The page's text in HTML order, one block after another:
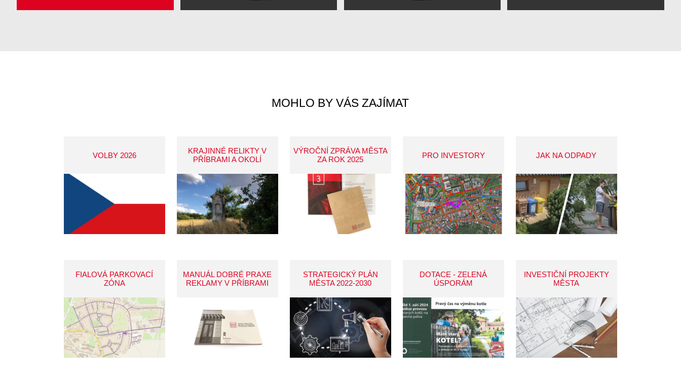
MOHLO BY VÁS ZAJÍMAT
VOLBY 2026
KRAJINNÉ RELIKTY V
PŘÍBRAMI A OKOLÍ
VÝROČNÍ ZPRÁVA MĚSTA
ZA ROK 2025
PRO INVESTORY JAK NA ODPADY
FIALOVÁ PARKOVACÍ
ZÓNA
MANUÁL DOBRÉ PRAXE
REKLAMY V PŘÍBRAMI
STRATEGICKÝ PLÁN
MĚSTA 2022-2030
DOTACE - ZELENÁ
ÚSPORÁM
INVESTIČNÍ PROJEKTY
MĚSTA